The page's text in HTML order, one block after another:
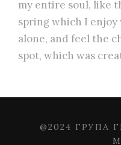
my entire soul, like
spring which I
alone, and feel the
spot, which was
@2024 ГРУПА